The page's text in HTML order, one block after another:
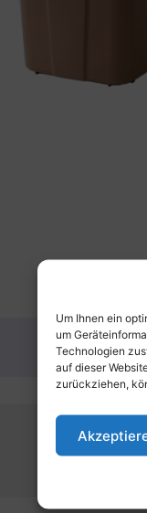
Um Ihnen ein
um
Technologien
auf dieser
zurückziehen,